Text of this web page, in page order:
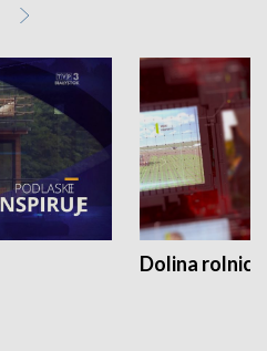
Dolina